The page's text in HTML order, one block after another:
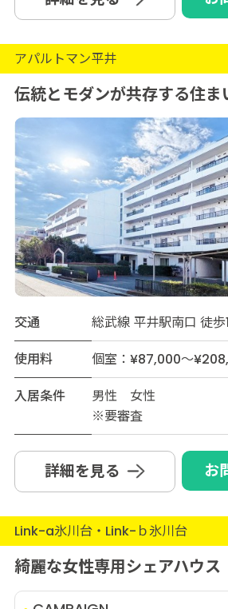
アパルトマン平井
伝統とモダンが共存する住ま
交通
総武線 平井駅南口 徒歩
使用料
個室：¥87,000～
入居条件
男性 女性
※要審査
詳細を見る お
Link-a氷川台・Link-ｂ氷川台
綺麗な女性専用シェアハウス